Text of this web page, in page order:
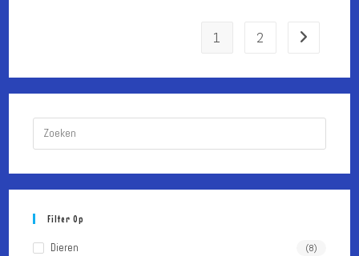
productpagina
1 2
op
om
Filter Op
Dieren (8)